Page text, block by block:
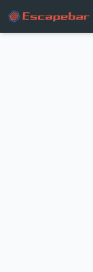
跳至主要內容